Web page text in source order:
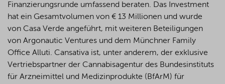
Finanzierungsrunde umfassend beraten. Das Investment
hat ein Gesamtvolumen von € 13 Millionen und wurde
von Casa Verde angeführt, mit weiteren Beteiligungen
von Argonautic Ventures und dem Münchner Family
Office Alluti. Cansativa ist, unter anderem, der exklusive
Vertriebspartner der Cannabisagentur des Bundesinstituts
für Arzneimittel und Medizinprodukte (BfArM) für